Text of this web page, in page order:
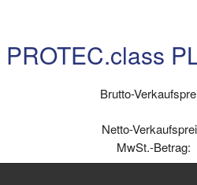
PROTEC.class
Brutto-
Netto-
MwSt.-Betrag: